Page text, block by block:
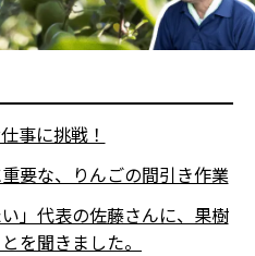
事に挑戦！
要な、りんごの間引き作業
」代表の佐藤さんに、果樹
を聞きました。